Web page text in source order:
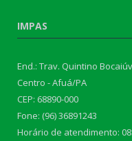
IMPAS
End.: Trav. Quintino
Centro - Afuá/PA
CEP: 68890-000
Fone: (96) 36891243
Horário de atendimento: